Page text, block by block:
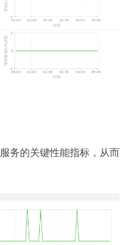
务的关键性能指标，从而